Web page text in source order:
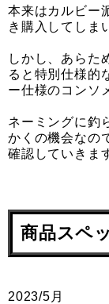
本来はカルビー
き購入してしま
しかし、あらた
ると特別仕様的
ー仕様のコンソ
ネーミングに釣
かくの機会なの
確認していきま
商品スペ
2023/5月